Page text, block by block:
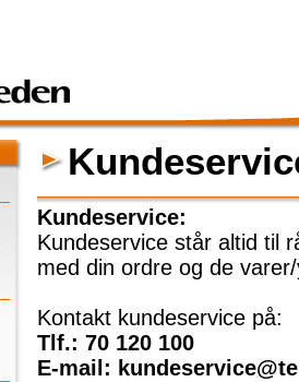
Kundeservice:
Kundeservice står altid til
med din ordre og de
Kontakt kundeservice på:
Tlf.: 70 120 100
E-mail: